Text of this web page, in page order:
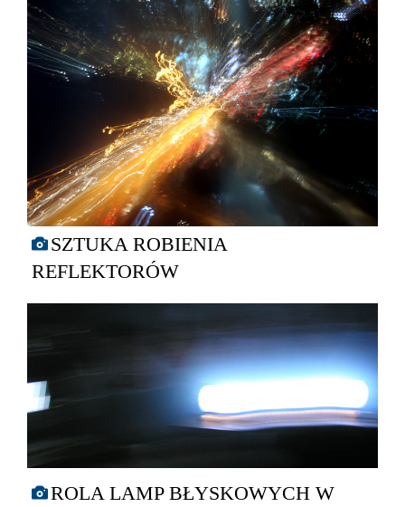
SZTUKA ROBIENIA
REFLEKTORÓW
ROLA LAMP BŁYSKOWYCH W